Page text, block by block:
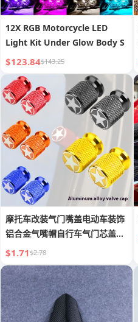
12X RGB Motorcycle LED
Light Kit Under Glow Body S
$123.84$143.25
摩托车改装气门嘴盖电动车装饰
铝合金气嘴帽自行车气门芯盖帽
通用
$1.71$2.78